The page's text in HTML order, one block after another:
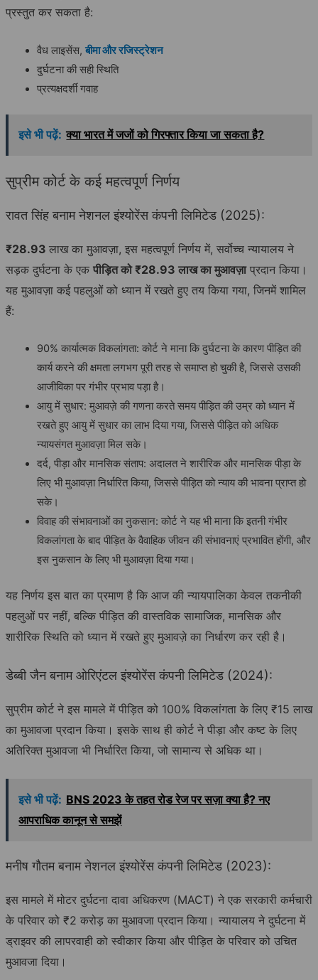
प्रस्तुत कर सकता है:
वैध लाइसेंस, बीमा और रजिस्ट्रेशन
दुर्घटना की सही स्थिति
प्रत्यक्षदर्शी गवाह
इसे भी पढ़ें: क्या भारत में जजों को गिरफ्तार किया जा सकता है?
सुप्रीम कोर्ट के कई महत्वपूर्ण निर्णय
रावत सिंह बनाम नेशनल इंश्योरेंस कंपनी लिमिटेड (2025):
₹28.93 लाख का मुआवज़ा, इस महत्वपूर्ण निर्णय में, सर्वोच्च न्यायालय ने
सड़क दुर्घटना के एक पीड़ित को ₹28.93 लाख का मुआवज़ाप्रदान किया।
यह मुआवज़ा कई पहलुओं को ध्यान में रखते हुए तय किया गया, जिनमें शामिल
हैं:
90% कार्यात्मक विकलांगता: कोर्ट ने माना कि दुर्घटना के कारण पीड़ित की
कार्य करने की क्षमता लगभग पूरी तरह से समाप्त हो चुकी है, जिससे उसकी
आजीविका पर गंभीर प्रभाव पड़ा है।
आयु में सुधार: मुआवज़े की गणना करते समय पीड़ित की उम्र को ध्यान में
रखते हुए आयु में सुधार का लाभ दिया गया, जिससे पीड़ित को अधिक
न्यायसंगत मुआवज़ा मिल सके।
दर्द, पीड़ा और मानसिक संताप: अदालत ने शारीरिक और मानसिक पीड़ा के
लिए भी मुआवज़ा निर्धारित किया, जिससे पीड़ित को न्याय की भावना प्राप्त हो
सके।
विवाह की संभावनाओं का नुकसान: कोर्ट ने यह भी माना कि इतनी गंभीर
विकलांगता के बाद पीड़ित के वैवाहिक जीवन की संभावनाएं प्रभावित होंगी, और
इस नुकसान के लिए भी मुआवज़ा दिया गया।
यह निर्णय इस बात का प्रमाण है कि आज की न्यायपालिका केवल तकनीकी
पहलुओं पर नहीं, बल्कि पीड़ित की वास्तविक सामाजिक, मानसिक और
शारीरिक स्थिति को ध्यान में रखते हुए मुआवज़े का निर्धारण कर रही है।
डेब्बी जैन बनाम ओरिएंटल इंश्योरेंस कंपनी लिमिटेड (2024):
सुप्रीम कोर्ट ने इस मामले में पीड़ित को 100% विकलांगता के लिए ₹15 लाख
का मुआवजा प्रदान किया। इसके साथ ही कोर्ट ने पीड़ा और कष्ट के लिए
अतिरिक्त मुआवजा भी निर्धारित किया, जो सामान्य से अधिक था।
इसे भी पढ़ें: BNS 2023 के तहत रोड रेज पर सज़ा क्या है? नए
आपराधिक कानून से समझें
मनीष गौतम बनाम नेशनल इंश्योरेंस कंपनी लिमिटेड (2023):
इस मामले में मोटर दुर्घटना दावा अधिकरण (MACT) ने एक सरकारी कर्मचारी
के परिवार को ₹2 करोड़ का मुआवजा प्रदान किया। न्यायालय ने दुर्घटना में
ड्राइवर की लापरवाही को स्वीकार किया और पीड़ित के परिवार को उचित
मुआवजा दिया।